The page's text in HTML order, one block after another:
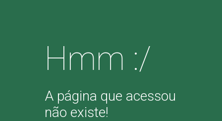
Hmm :/
A página que acessou
não existe!